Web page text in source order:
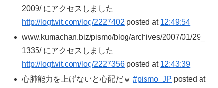
2009/ にアクセスしました
http://logtwit.com/log/2227402 posted at 12:49:54
www.kumachan.biz/pismo/blog/archives/2007/01/29_
1335/ にアクセスしました
http://logtwit.com/log/2227356 posted at 12:43:39
心肺能力を上げないと心配だｗ#pismo_JP posted at